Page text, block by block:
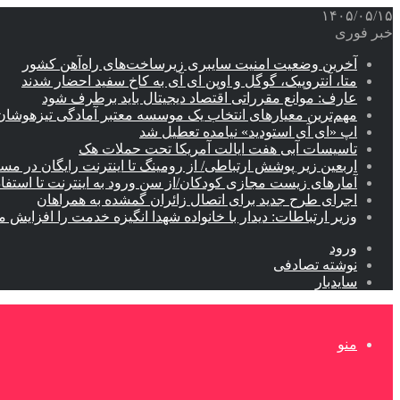
۱۴۰۵/۰۵/۱۵
خبر فوری
آخرین وضعیت امنیت سایبری زیرساخت‌های راه‌آهن کشور
متا، آنتروپیک، گوگل و اوپن ای آی به کاخ سفید احضار شدند
عارف: موانع مقرراتی اقتصاد دیجیتال باید برطرف شود
مهم‌ترین معیارهای انتخاب یک موسسه معتبر آمادگی
اپ «ای آی استودید» نیامده تعطیل شد
تاسیسات آبی هفت ایالت آمریکا تحت حملات هک
اربعین زیر پوشش ارتباطی/ از رومینگ تا اینترنت رایگان در
آمارهای زیست مجازی کودکان/از سن ورود به اینترنت تا
اجرای طرح جدید برای اتصال زائران گمشده به همراهان
وزیر ارتباطات: دیدار با خانواده شهدا انگیزه خدمت را افزایش
ورود
نوشته تصادفی
سایدبار
منو